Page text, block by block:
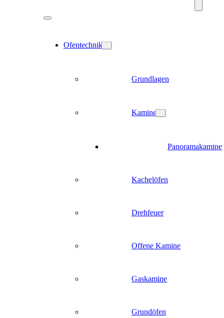
Ofentechnik
Grundlagen
Kamine
Panoramakamine
Kachelöfen
Drehfeuer
Offene Kamine
Gaskamine
Grundöfen